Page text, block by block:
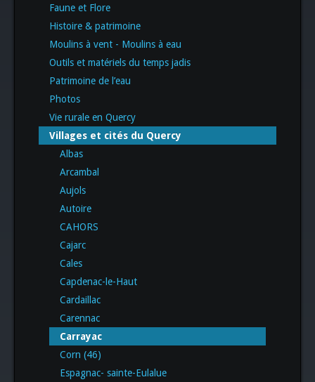
Faune et Flore
Histoire & patrimoine
Moulins à vent - Moulins à eau
Outils et matériels du temps jadis
Patrimoine de l’eau
Photos
Vie rurale en Quercy
Villages et cités du Quercy
Albas
Arcambal
Aujols
Autoire
CAHORS
Cajarc
Cales
Capdenac-le-Haut
Cardaillac
Carennac
Carrayac
Corn (46)
Espagnac- sainte-Eulalue